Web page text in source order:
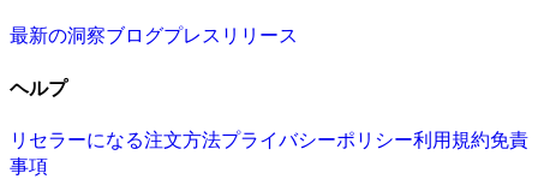
最新の洞察ブログプレスリリース
ヘルプ
リセラーになる注文方法プライバシーポリシー利用規約免責
事項